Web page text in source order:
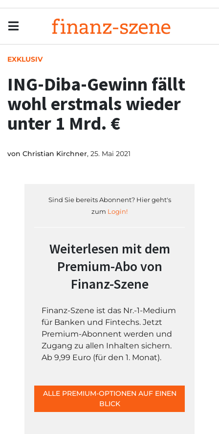
EXKLUSIV
ING-Diba-Gewinn fällt
wohl erstmals wieder
unter 1 Mrd. €
von Christian Kirchner, 25. Mai 2021
Sind Sie bereits Abonnent? Hier geht's
zum Login!
Weiterlesen mit dem
Premium-Abo von
Finanz-Szene
Finanz-Szene ist das Nr.-1-Medium
für Banken und Fintechs. Jetzt
Premium-Abonnent werden und
Zugang zu allen Inhalten sichern.
Ab 9,99 Euro (für den 1. Monat).
ALLE PREMIUM-OPTIONEN AUF EINEN
BLICK